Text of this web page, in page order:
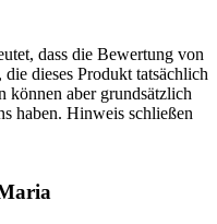
dass die Bewertung von
dieses Produkt tatsächlich
können aber grundsätzlich
haben. Hinweis schließen